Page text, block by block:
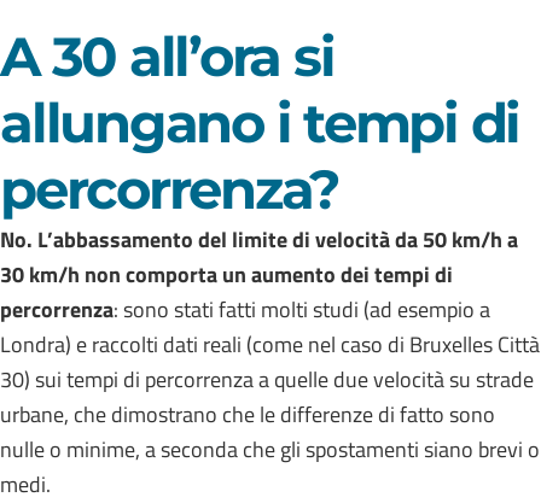
A 30 all’ora si
allungano i tempi di
percorrenza?
No. L’abbassamento del limite di velocità da 50 km/h a
30 km/h non comporta un aumento dei tempi di
percorrenza: sono stati fatti molti studi (ad esempio a
Londra) e raccolti dati reali (come nel caso di Bruxelles Città
30) sui tempi di percorrenza a quelle due velocità su strade
urbane, che dimostrano che le differenze di fatto sono
nulle o minime, a seconda che gli spostamenti siano brevi o
medi.